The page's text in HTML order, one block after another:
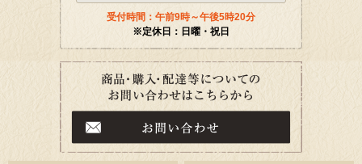
受付時間：午前9時～午後5時20分
※定休日：日曜・祝日